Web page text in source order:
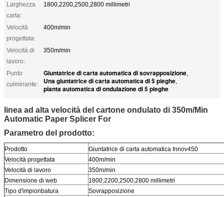
Larghezza
carta:
1800,2200,2500,2800 millimetri
Velocità
progettata:
400m/min
Velocità di
lavoro:
350m/min
Punto
culminante:
Giuntatrice di carta automatica di sovrapposizione,
Una giuntatrice di carta automatica di 5 pieghe,
pianta automatica di ondulazione di 5 pieghe
linea ad alta velocità del cartone ondulato di 350m/Min
Automatic Paper Splicer For
Parametro del prodotto:
Prodotto
Giuntatrice di carta automatica Innov450
Velocità progettata
400m/min
Velocità di lavoro
350m/min
Dimensione di web
1800,2200,2500,2800 millimetri
Tipo d'impionbatura
Sovrapposizione